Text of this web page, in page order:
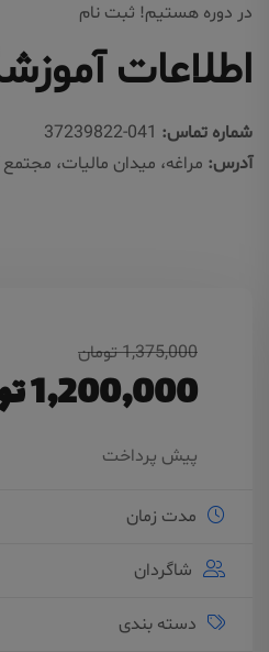
در دوره هستیم! ثبت نام
اطلاعات
شماره تماس:
آدرس: مراغه، میدان مالیات، مجتمع
1,375,000 تومان
1,200,000 تومان
پیش پرداخت
مدت زمان
شاگردان
دسته بندی